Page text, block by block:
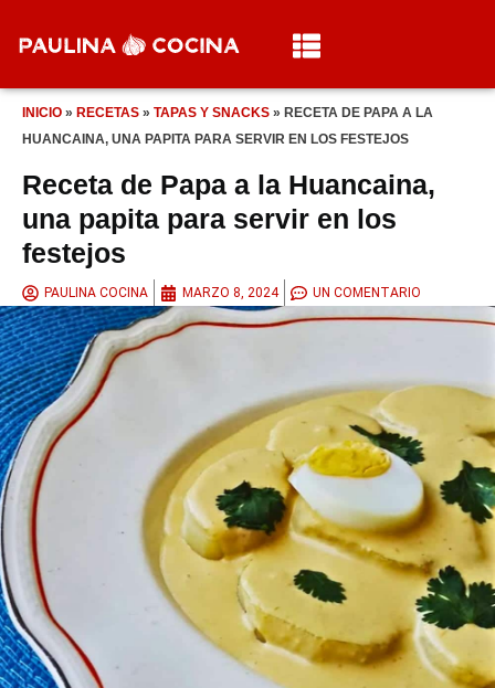
INICIO » RECETAS » TAPAS Y SNACKS » RECETA DE PAPA A LA
HUANCAINA, UNA PAPITA PARA SERVIR EN LOS FESTEJOS
Receta de Papa a la Huancaina,
una papita para servir en los
festejos
PAULINA COCINA MARZO 8, 2024 UN COMENTARIO